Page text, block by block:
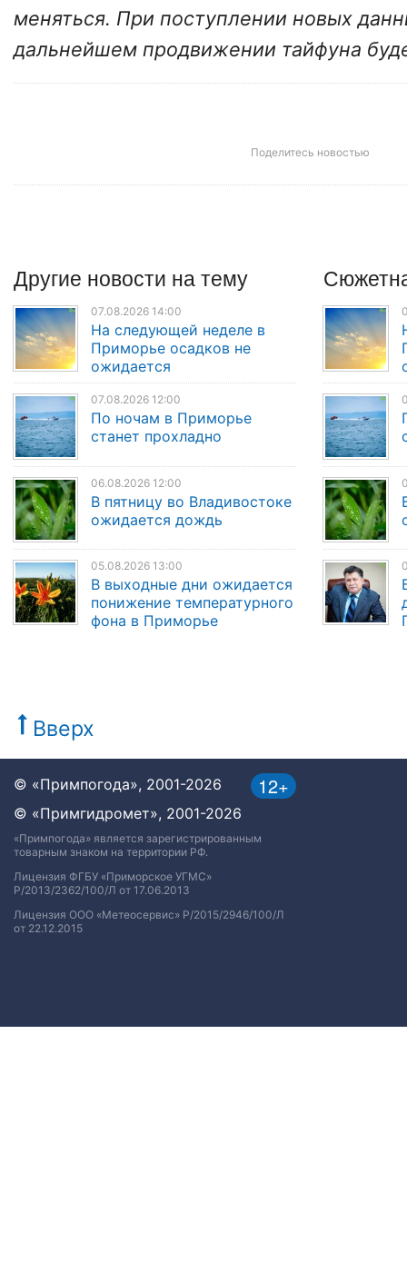
меняться. При поступлении новых
дальнейшем продвижении тайфуна
Поделитесь новостью
Другие новости на тему
07.08.2026 14:00
На следующей неделе в
Приморье осадков не
ожидается
07.08.2026 12:00
По ночам в Приморье
станет прохладно
06.08.2026 12:00
В пятницу во Владивостоке
ожидается дождь
05.08.2026 13:00
В выходные дни ожидается
понижение температурного
фона в Приморье
Вверх
12+
© «Примпогода», 2001-2026
© «Примгидромет», 2001-2026
«Примпогода» является зарегистрированным
товарным знаком на территории РФ.
Лицензия ФГБУ «Приморское УГМС»
Р/2013/2362/100/Л от 17.06.2013
Лицензия ООО «Метеосервис» Р/2015/2946/100/Л
от 22.12.2015